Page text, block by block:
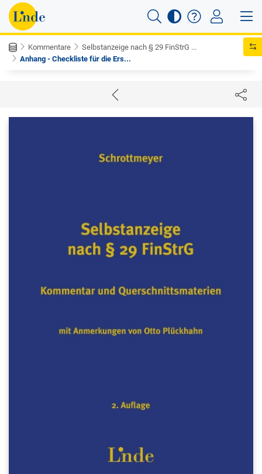
Kommentare
Selbstanzeige nach § 29 FinStrG ...
Anhang - Checkliste für die Ers...